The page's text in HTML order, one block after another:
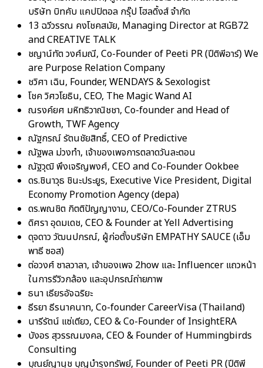
บริษัท บิทคับ แคปปิตอล กรุ๊ป โฮลดิ้งส์ จำกัด
13 ฉวีวรรณ คงโชคสมัย, Managing Director at RGB72
and CREATIVE TALK
ชญาน์ทัต วงศ์มณี, Co-Founder of Peeti PR (ปีติพีอาร์) We
are Purpose Relation Company
ชวิศา เฉิน, Founder, WENDAYS & Sexologist
โชค วิศวโยธิน, CEO, The Magic Wand AI
ณรงค์ยศ มหิทธิวาณิชชา, Co-founder and Head of
Growth, TWF Agency
ณัฐกรณ์ รัตนชัยสิทธิ์, CEO of Predictive
ณัฐพล ม่วงทำ, เจ้าของเพจการตลาดวันละตอน
ณัฐวุฒิ พึงเจริญพงศ์, CEO and Co-Founder Ookbee
ดร.ชินาวุธ ชินะประยูร, Executive Vice President, Digital
Economy Promotion Agency (depa)
ดร.พณชิต กิตติปัญญางาม, CEO/Co-Founder ZTRUS
ดิศรา อุดมเดช, CEO & Founder at Yell Advertising
ดุจดาว วัฒนปกรณ์, ผู้ก่อตั้งบริษัท EMPATHY SAUCE (เอ็ม
พาธี ซอส)
ต่อวงศ์ ซาลวาลา, เจ้าของเพจ 2how และ Influencer แถวหน้า
ในการรีวิวกล้อง และอุปกรณ์ถ่ายภาพ
ธนา เธียรอัจฉริยะ
ธีรยา ธีรนาคนาท, Co-founder CareerVisa (Thailand)
นารีรัตน์ แซ่เตียว, CEO & Co-Founder of InsightERA
บังอร สุวรรณมงคล, CEO & Founder of Hummingbirds
Consulting
บุณย์ญานุช บุญบำรุงทรัพย์, Founder of Peeti PR (ปีติพี